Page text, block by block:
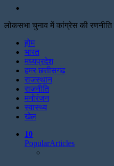
लोकसभा चुनाव में कांग्रेस की
होम
भारत
मध्यप्रदेश
हमर छत्तीसगढ़
राजस्थान
राजनीति
मनोरंजन
स्वास्थ्य
खेल
10
PopularArticles